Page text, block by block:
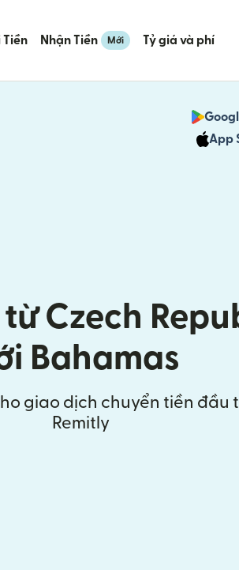
Tiền Nhận Tiền Mới Tỷ giá và phí
App
Czech
Bahamas
giao dịch chuyển tiền đầu
Remitly